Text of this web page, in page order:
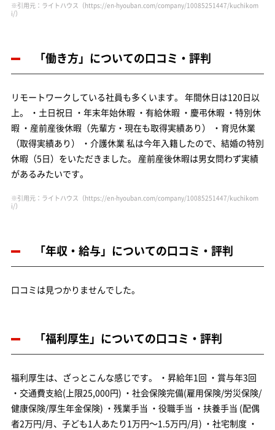
※引用元：ライトハウス （https://en-hyouban.com/company/10085251447/kuchikom
i/）
「働き方」についての口コミ・評判
リモートワークしている社員も多くいます。 年間休日は120日以
上。 ・土日祝日 ・年末年始休暇 ・有給休暇 ・慶弔休暇 ・特別休
暇 ・産前産後休暇（先輩方・現在も取得実績あり） ・育児休業
（取得実績あり） ・介護休業 私は今年入籍したので、結婚の特別
休暇（5日）をいただきました。 産前産後休暇は男女問わず実績
があるみたいです。
※引用元：ライトハウス （https://en-hyouban.com/company/10085251447/kuchikom
i/）
「年収・給与」についての口コミ・評判
口コミは見つかりませんでした。
「福利厚生」についての口コミ・評判
福利厚生は、ざっとこんな感じです。 ・昇給年1回 ・賞与年3回
・交通費支給(上限25,000円) ・社会保険完備(雇用保険/労災保険/
健康保険/厚生年金保険) ・残業手当 ・役職手当 ・扶養手当 (配偶
者2万円/月、子ども1人あたり1万円～1.5万円/月) ・社宅制度 ・